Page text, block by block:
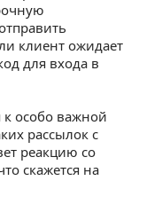
клиент ожидает
для входа в
к особо важной
рассылок с
реакцию со
скажется на